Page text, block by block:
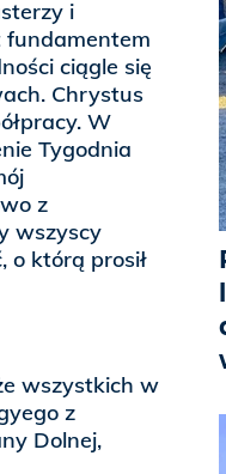
i
fundamentem
ciągle się
Chrystus
W
Tygodnia
z
wszyscy
o którą prosił
wszystkich w
z
Dolnej,